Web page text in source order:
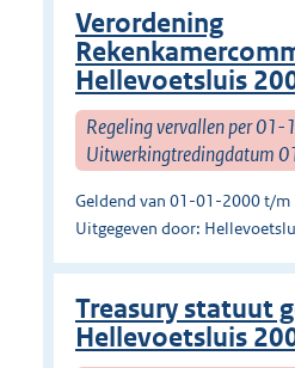
Verordening
Hellevoetsluis
Regeling vervallen per
Uitwerkingtredingdatum
Geldend van 01-01-2000 t/
Uitgegeven door:
Treasury statuut
Hellevoetsluis